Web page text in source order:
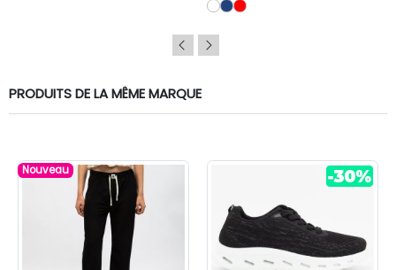
PRODUITS DE LA MÊME MARQUE
Nouveau